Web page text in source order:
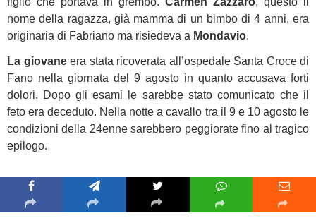
nome della ragazza, già mamma di un bimbo di 4 anni, era
originaria di Fabriano ma risiedeva a Mondavio.
La giovaneera stata ricoverata all’ospedale Santa Croce di
Fano nella giornata del 9 agosto in quanto accusava forti
dolori. Dopo gli esami le sarebbe stato comunicato che il
feto era deceduto. Nella notte a cavallo tra il 9 e 10 agosto le
condizioni della 24enne sarebbero peggiorate fino al tragico
epilogo.